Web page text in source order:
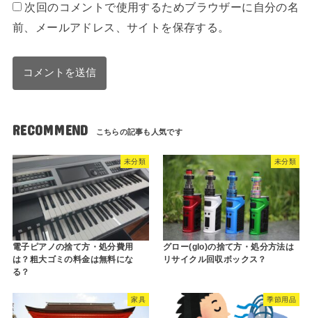
次回のコメントで使用するためブラウザーに自分の名
前、メールアドレス、サイトを保存する。
RECOMMEND
未分類
電子ピアノの捨て方・処分費用
は？粗大ゴミの料金は無料にな
る？
未分類
グロー(glo)の捨て方・処分方法は
リサイクル回収ボックス？
家具 季節用品